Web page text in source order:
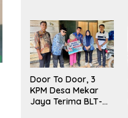
Door To Door, 3
KPM Desa Mekar
Jaya Terima BLT-